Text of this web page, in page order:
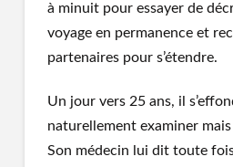
à minuit pour essayer de
voyage en permanence et
partenaires pour s’étendre.
Un jour vers 25 ans, il
naturellement examiner mais
Son médecin lui dit toute